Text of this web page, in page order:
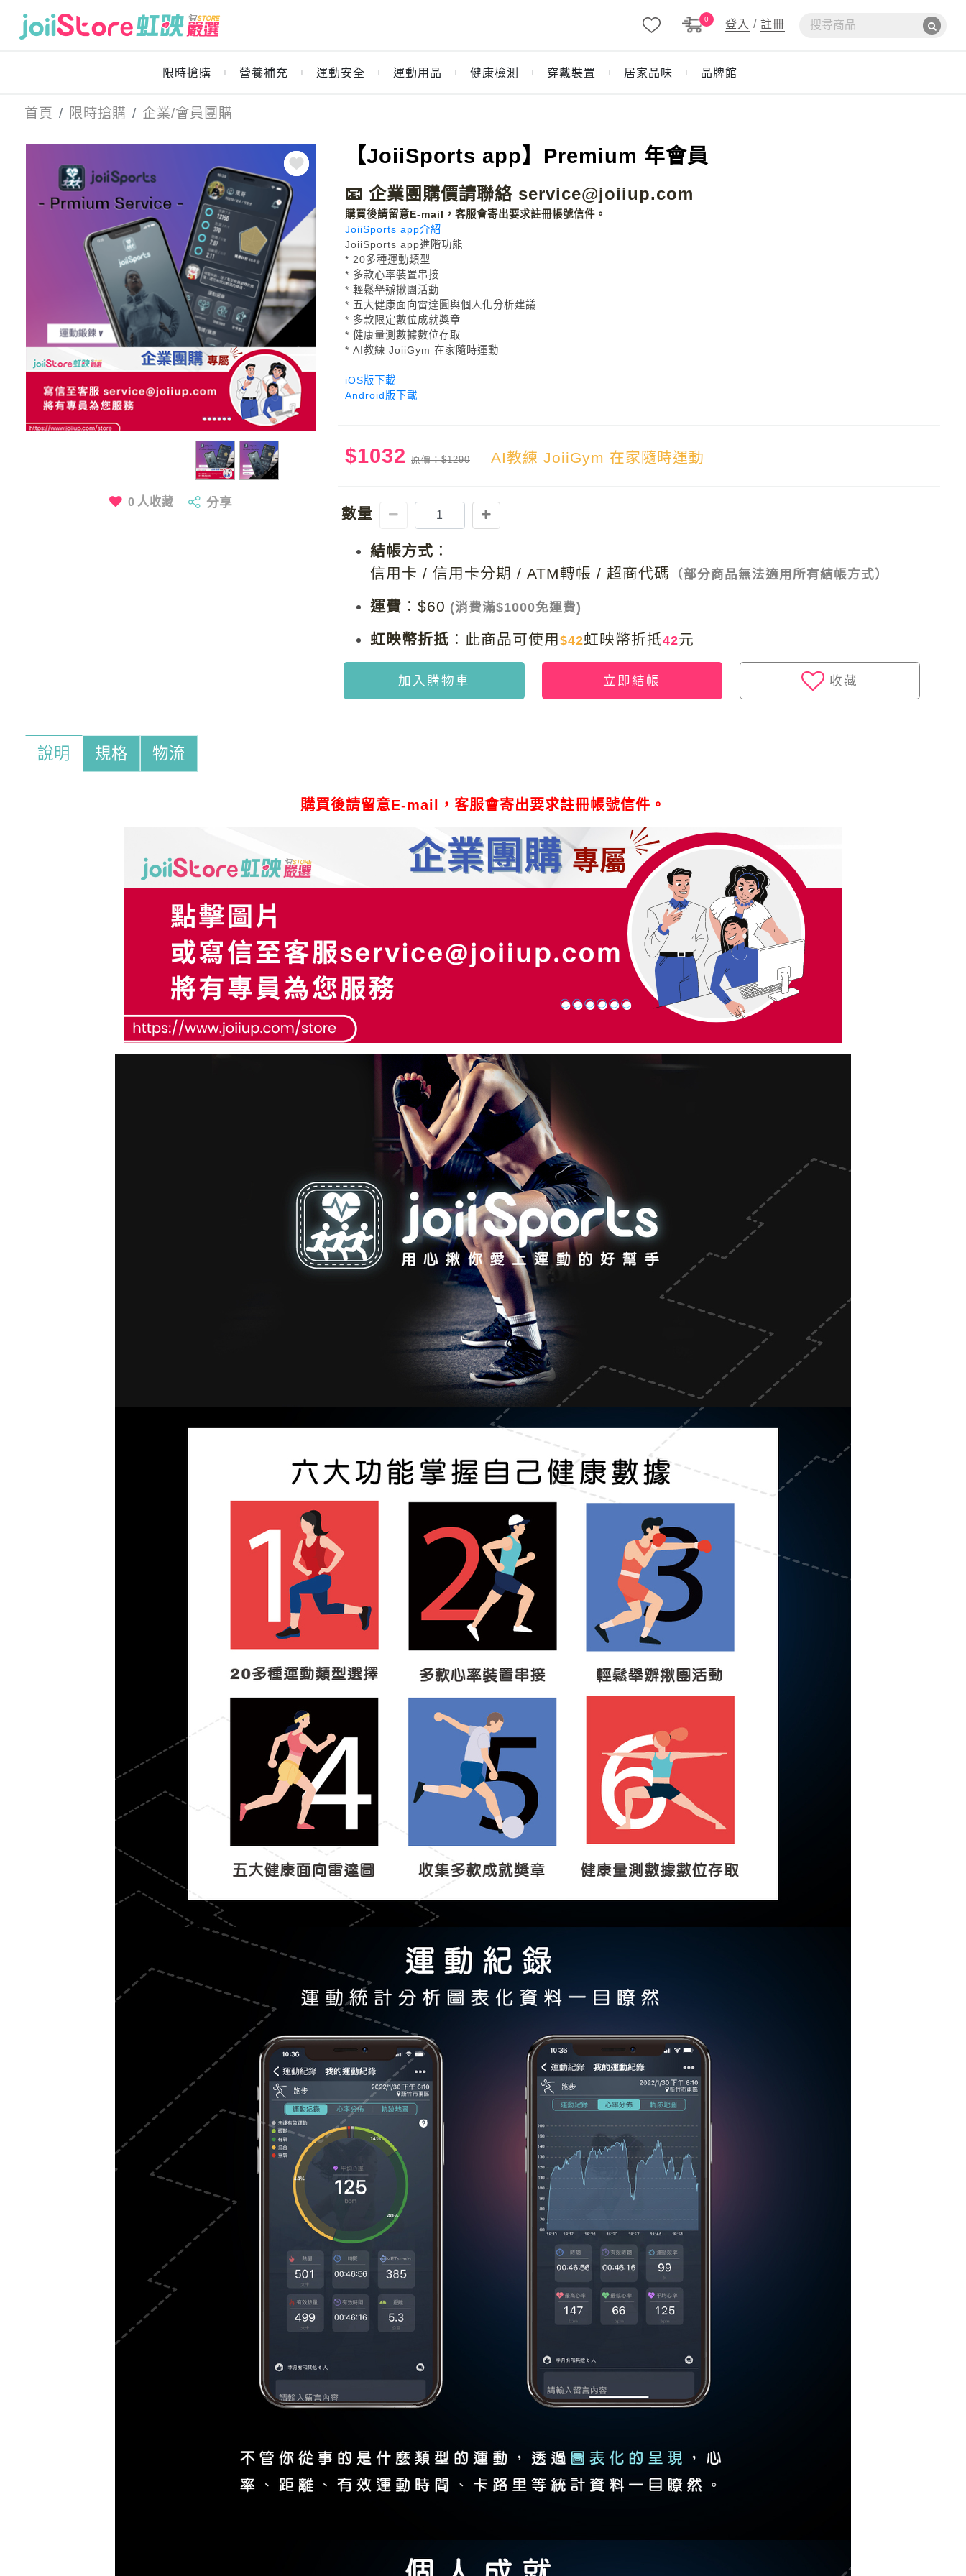
0 登入 /註冊
限時搶購 營養補充 運動安全 運動用品 健康檢測 穿戴裝置 居家品味 品牌館
首頁 限時搶購 企業/會員團購
0 人收藏 分享
【JoiiSports app】Premium 年會員
📧 企業團購價請聯絡 service@joiiup.com
購買後請留意E-mail，客服會寄出要求註冊帳號信件。
JoiiSports app介紹
JoiiSports app進階功能
* 20多種運動類型
* 多款心率裝置串接
* 輕鬆舉辦揪團活動
* 五大健康面向雷達圖與個人化分析建議
* 多款限定數位成就獎章
* 健康量測數據數位存取
* AI教練 JoiiGym 在家隨時運動
iOS版下載
Android版下載
$1032 原價：$1290 AI教練 JoiiGym 在家隨時運動
數量
結帳方式 ：
信用卡 / 信用卡分期 / ATM轉帳 / 超商代碼 （部分商品無法適用所有結帳方式）
運費 ： $60 (消費滿$1000免運費)
虹映幣折抵 ： 此商品可使用 $42虹映幣折抵42元
加入購物車 立即結帳 收藏
說明 規格 物流
購買後請留意E-mail，客服會寄出要求註冊帳號信件。